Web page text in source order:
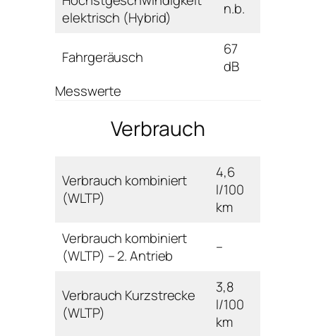
elektrisch (Hybrid)
n.b.
Fahrgeräusch
67
dB
Messwerte
Verbrauch
Verbrauch kombiniert
(WLTP)
4,6
l/100
km
Verbrauch kombiniert
(WLTP) – 2. Antrieb
–
Verbrauch Kurzstrecke
(WLTP)
3,8
l/100
km